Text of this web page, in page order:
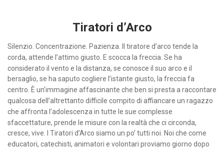
Tiratori d’Arco
Silenzio. Concentrazione. Pazienza. Il tiratore d’arco tende la
corda, attende l’attimo giusto. E scocca la freccia. Se ha
considerato il vento e la distanza, se conosce il suo arco e il
bersaglio, se ha saputo cogliere l’istante giusto, la freccia fa
centro. È un’immagine affascinante che ben si presta a raccontare
qualcosa dell’altrettanto difficile compito di affiancare un ragazzo
che affronta l’adolescenza in tutte le sue complesse
sfaccettature, prende le misure con la realtà che ci circonda,
cresce, vive. I Tiratori d’Arco siamo un po’ tutti noi. Noi che come
educatori, catechisti, animatori e volontari proviamo giorno dopo